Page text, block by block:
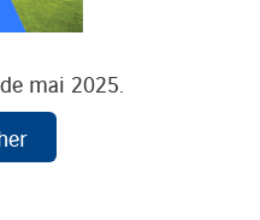
mai 2025.